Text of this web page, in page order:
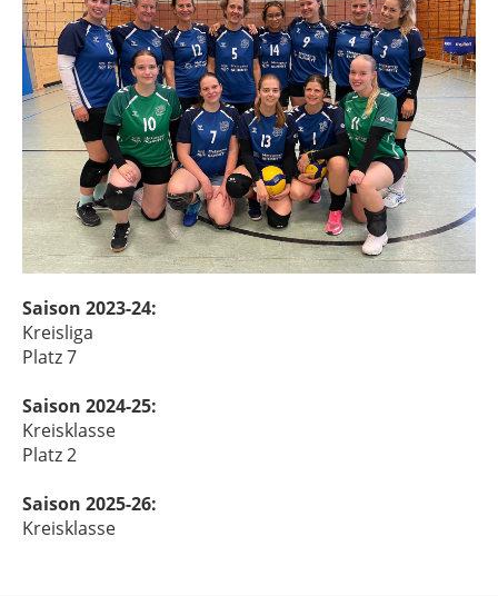
Saison 2023-24:
Kreisliga
Platz 7
Saison 2024-25:
Kreisklasse
Platz 2
Saison 2025-26:
Kreisklasse